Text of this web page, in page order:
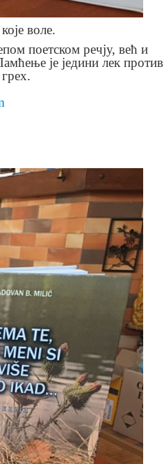
воле.
поетском речју, већ и
је једини лек против